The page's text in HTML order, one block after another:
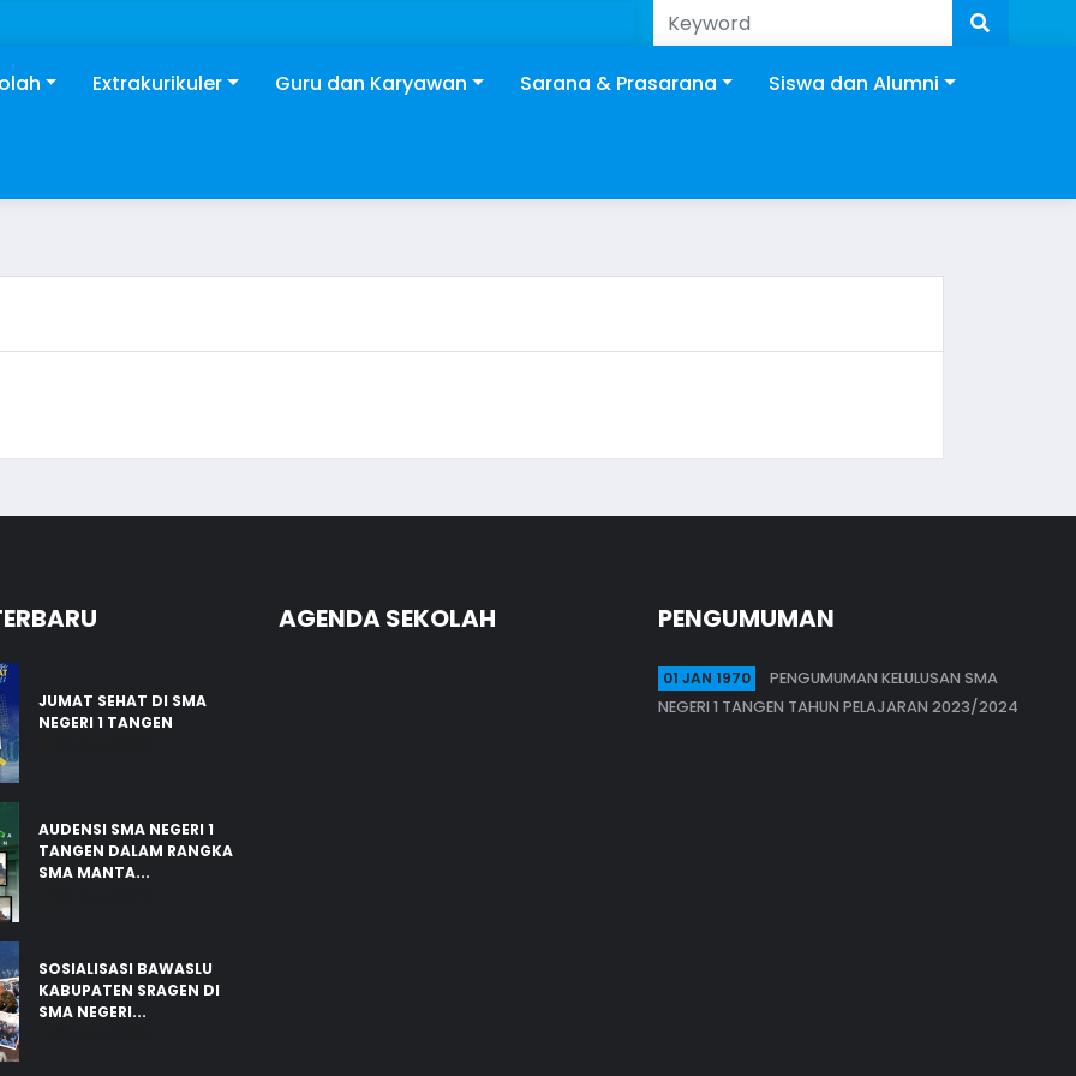
Extrakurikuler Guru dan Karyawan Sarana & Prasarana Siswa dan Alumni
JUMAT SEHAT DI SMA
NEGERI 1 TANGEN
AUDENSI SMA NEGERI 1
TANGEN DALAM RANGKA
SMA MANTA...
SOSIALISASI BAWASLU
KABUPATEN SRAGEN DI
SMA NEGERI...
AGENDA SEKOLAH PENGUMUMAN
01 JAN 1970
PENGUMUMAN KELULUSAN SMA
NEGERI 1 TANGEN TAHUN PELAJARAN 2023/2024